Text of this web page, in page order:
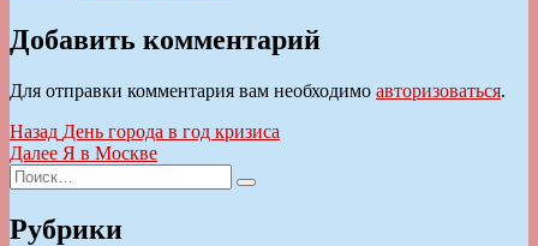
Добавить комментарий
Для отправки комментария вам необходимо авторизоваться.
Навигация
по
записям
Назад Предыдущая
запись:
День города в год кризиса
Далее Следующая
Я в Москве
Искать:
Поиск
Рубрики